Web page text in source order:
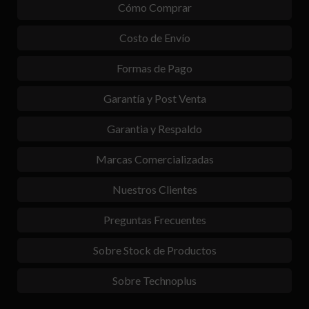
Cómo Comprar
Costo de Envío
Formas de Pago
Garantía y Post Venta
Garantia y Respaldo
Marcas Comercializadas
Nuestros Clientes
Preguntas Frecuentes
Sobre Stock de Productos
Sobre Technoplus